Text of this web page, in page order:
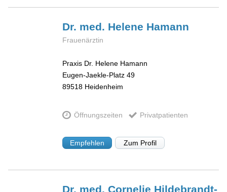
Dr. med. Helene Hamann
Frauenärztin
Praxis Dr. Helene Hamann
Eugen-Jaekle-Platz 49
89518 Heidenheim
Öffnungszeiten Privatpatienten
Empfehlen Zum Profil
Dr. med. Cornelie Hildebrandt-